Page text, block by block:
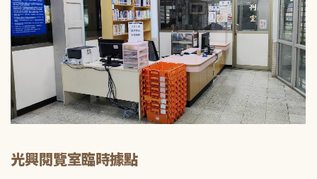
光興閱覽室臨時據點